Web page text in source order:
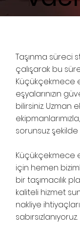
Taşınma süreci
çalışarak bu
Küçükçekmece
eşyalarınızın
bilirsiniz. Uzman
sorunsuz
Küçükçekmece
için hemen
bir taşımacılık
kaliteli hizmet
nakliye
sabırsızlanıyoruz.